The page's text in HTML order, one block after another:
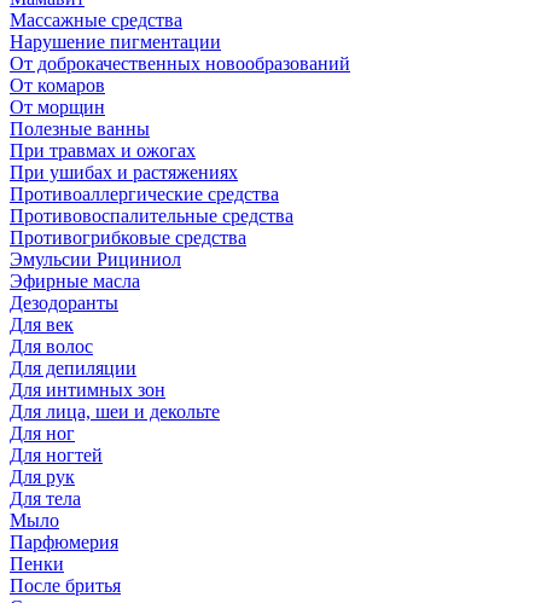
Массажные средства
Нарушение пигментации
От доброкачественных новообразований
От комаров
От морщин
Полезные ванны
При травмах и ожогах
При ушибах и растяжениях
Противоаллергические средства
Противовоспалительные средства
Противогрибковые средства
Эмульсии Рициниол
Эфирные масла
Дезодоранты
Для век
Для волос
Для депиляции
Для интимных зон
Для лица, шеи и декольте
Для ног
Для ногтей
Для рук
Для тела
Мыло
Парфюмерия
Пенки
После бритья